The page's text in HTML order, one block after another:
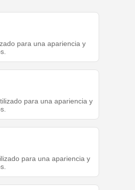
para una apariencia y
para una apariencia y
para una apariencia y